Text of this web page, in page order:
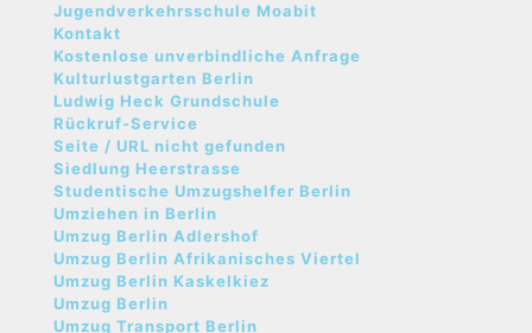
Jugendverkehrsschule Moabit
Kontakt
Kostenlose unverbindliche Anfrage
Kulturlustgarten Berlin
Ludwig Heck Grundschule
Rückruf-Service
Seite / URL nicht gefunden
Siedlung Heerstrasse
Studentische Umzugshelfer Berlin
Umziehen in Berlin
Umzug Berlin Adlershof
Umzug Berlin Afrikanisches Viertel
Umzug Berlin Kaskelkiez
Umzug Berlin
Umzug Transport Berlin